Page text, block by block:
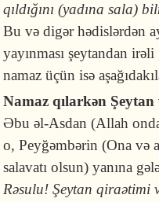
qıldığını (yadına sa­la)
Bu və digər hədislərdən
yayınması şeytandan
namaz üçün isə
Namaz qılarkən Şeytan
Əbu əl-Asdan (Allah
o, Peyğəmbərin (Ona və
salavatı olsun) yanına
Rəsulu! Şeytan qiraətimi